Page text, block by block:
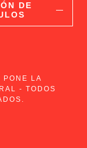
DE
PONE LA
- TODOS